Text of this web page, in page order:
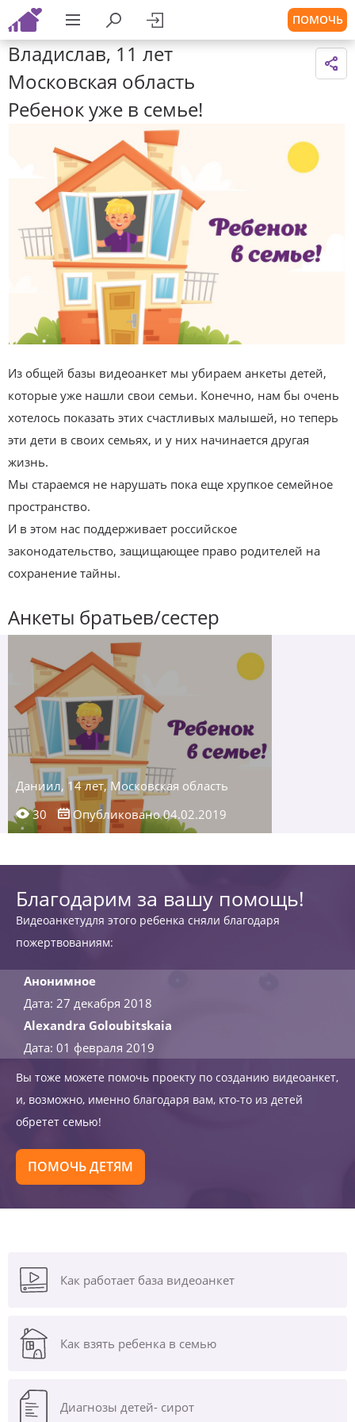
ПОМОЧЬ
Владислав, 11 лет
Московская область
Ребенок уже в семье!
Из общей базы видеоанкет мы убираем анкеты детей,
которые уже нашли свои семьи. Конечно, нам бы очень
хотелось показать этих счастливых малышей, но теперь
эти дети в своих семьях, и у них начинается другая
жизнь.
Мы стараемся не нарушать пока еще хрупкое семейное
пространство.
И в этом нас поддерживает российское
законодательство, защищающее право родителей на
сохранение тайны.
Анкеты братьев/сестер
Даниил, 14 лет, Московская область
30
Опубликовано 04.02.2019
Благодарим за вашу помощь!
Видеоанкетудля этого ребенка сняли благодаря
пожертвованиям:
Анонимное
Дата: 27 декабря 2018
Alexandra Goloubitskaia
Дата: 01 февраля 2019
Вы тоже можете помочь проекту по созданию видеоанкет,
и, возможно, именно благодаря вам, кто-то из детей
обретет семью!
ПОМОЧЬ ДЕТЯМ
Как работает база видеоанкет
Как взять ребенка в семью
Диагнозы детей- сирот